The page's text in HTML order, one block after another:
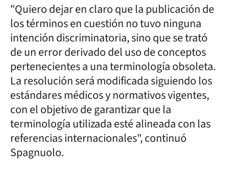
"Quiero dejar en claro que la publicación de
los términos en cuestión no tuvo ninguna
intención discriminatoria, sino que se trató
de un error derivado del uso de conceptos
pertenecientes a una terminología obsoleta.
La resolución será modificada siguiendo los
estándares médicos y normativos vigentes,
con el objetivo de garantizar que la
terminología utilizada esté alineada con las
referencias internacionales", continuó
Spagnuolo.